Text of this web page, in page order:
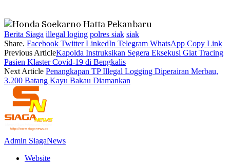
Berita Siaga illegal loging polres siak siak
Share. Facebook Twitter LinkedIn Telegram WhatsApp Copy Link
Previous ArticleKapolda Instruksikan Segera Eksekusi Giat Tracing
Pasien Klaster Covid-19 di Bengkalis
Next Article Penangkapan TP Illegal Logging Diperairan Merbau,
3.200 Batang Kayu Bakau Diamankan
Admin SiagaNews
Website